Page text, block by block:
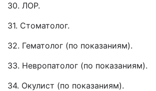
30. ЛОР.
31. Стоматолог.
32. Гематолог (по показаниям).
33. Невропатолог (по показаниям).
34. Окулист (по показаниям).